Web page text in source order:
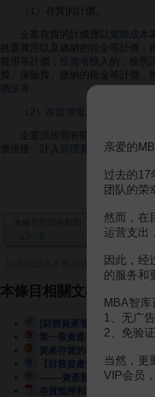
（1）存貨的計價。
企業存貨的計價應以 實際成本
挑選費用以及繳納的 稅金 等計價
費用等計價； 投資者 投入的，按照
費、保險費、繳納的稅金等計價
價法
（2） 存貨清查
企業須按照有關規定，定期或
價值後，計入 管理費用 ；盤盈的
如果您認為本條目還有待完善，需
本條目相關文檔
{財務資產管理}第章資產存
第一章資產存貨
210頁
資產存貨的核算及概念
【財務資產管理 】第章資
--------資產類——存貨 43頁
存貨抵押和基於資產的融資
亲爱的
过去的17
团队的荣
然而，在
运营支出
因此，经
的服务和
MBA智库
1、无广
2、免验证
当然，更
VIP会员